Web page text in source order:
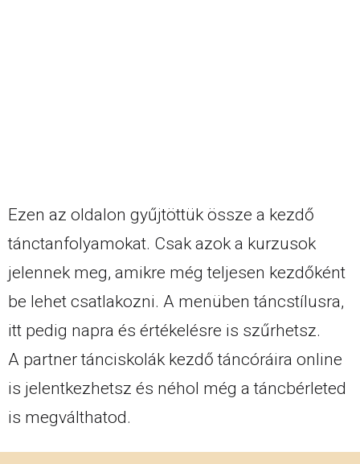
Ezen az oldalon gyűjtöttük össze a kezdő
tánctanfolyamokat. Csak azok a kurzusok
jelennek meg, amikre még teljesen kezdőként
be lehet csatlakozni. A menüben táncstílusra,
itt pedig napra és értékelésre is szűrhetsz.
A partner tánciskolák kezdő táncóráira online
is jelentkezhetsz és néhol még a táncbérleted
is megválthatod.